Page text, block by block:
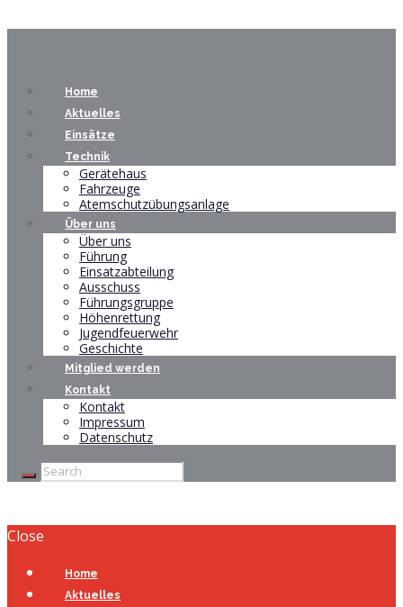
Home
Aktuelles
Einsätze
Technik
Gerätehaus
Fahrzeuge
Atemschutzübungsanlage
Über uns
Über uns
Führung
Einsatzabteilung
Ausschuss
Führungsgruppe
Höhenrettung
Jugendfeuerwehr
Geschichte
Mitglied werden
Kontakt
Kontakt
Impressum
Datenschutz
Close
Home
Aktuelles